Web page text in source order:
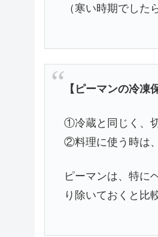
（寒い時期でした
【ピーマンの冷凍
①冷蔵と同じく、
②料理に使う時は
ピーマンは、特に
り除いておくと比